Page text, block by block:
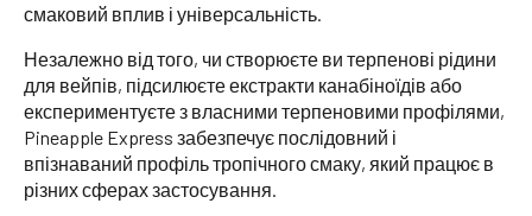
смаковий вплив і універсальність.
Незалежно від того, чи створюєте ви терпенові рідини
для вейпів, підсилюєте екстракти канабіноїдів або
експериментуєте з власними терпеновими профілями,
Pineapple Express забезпечує послідовний і
впізнаваний профіль тропічного смаку, який працює в
різних сферах застосування.